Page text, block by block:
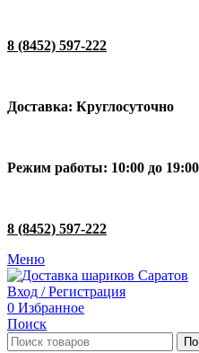
8 (8452) 597-222
Доставка: Круглосуточно
Режим работы: 10:00 до
8 (8452) 597-222
Меню
Вход / Регистрация
0 Избранное
Поиск